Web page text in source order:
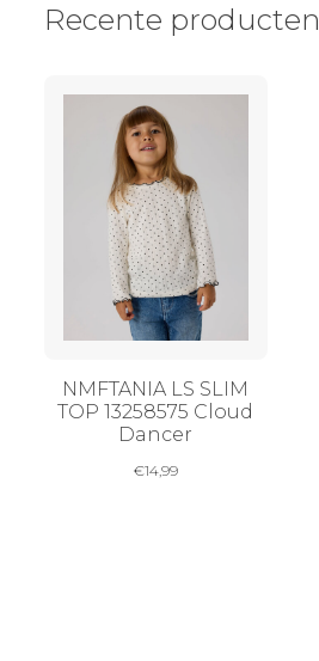
Recente producten
NMFTANIA LS SLIM
TOP 13258575 Cloud
Dancer
€14,99